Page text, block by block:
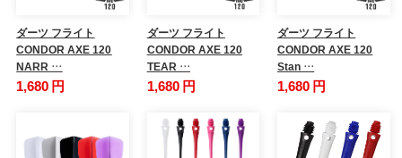
ダーツ フライト
CONDOR AXE 120
NARR …
1,680 円
ダーツ フライト
CONDOR AXE 120
TEAR …
1,680 円
ダーツ フライト
CONDOR AXE 120
Stan …
1,680 円